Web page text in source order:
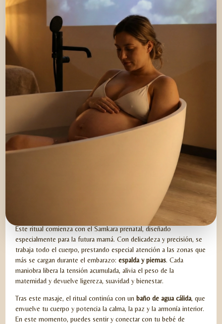
SAMSKARA SPA PRENATAL
Este ritual comienza con el Samkara prenatal, diseñado
especialmente para la futura mamá. Con delicadeza y precisión, se
trabaja todo el cuerpo, prestando especial atención a las zonas que
más se cargan durante el embarazo:espalda y piernas. Cada
maniobra libera la tensión acumulada, alivia el peso de la
maternidad y devuelve ligereza, suavidad y bienestar.
Tras este masaje, el ritual continúa con unbaño de agua cálida, que
envuelve tu cuerpo y potencia la calma, la paz y la armonía interior.
En este momento, puedes sentir y conectar con tu bebé de